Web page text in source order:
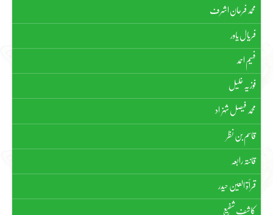
محمد فرحان اشرف
فریال یاور
فہیم احمد
فوزیہ خلیل
محمد فیصل شہزاد
قاسم بن نظر
قانتہ رابعہ
قرأۃ العین حیدر
کاشف شفیع